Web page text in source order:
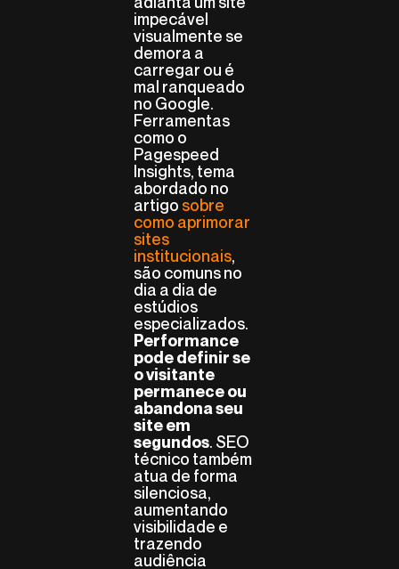
impecável
visualmente se
demora a
carregar ou é
mal ranqueado
no Google.
Ferramentas
como o
Pagespeed
Insights, tema
abordado no
artigo sobre
como aprimorar
sites
institucionais,
são comuns no
dia a dia de
estúdios
especializados.
Performance
pode definir se
o visitante
permanece ou
abandona seu
site em
segundos. SEO
técnico também
atua de forma
silenciosa,
aumentando
visibilidade e
trazendo
audiência